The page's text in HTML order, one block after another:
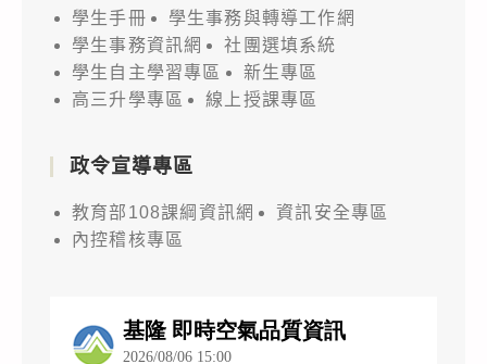
學生手冊
學生事務與轉導工作網
學生事務資訊網
社團選填系統
學生自主學習專區
新生專區
高三升學專區
線上授課專區
政令宣導專區
教育部108課綱資訊網
資訊安全專區
內控稽核專區